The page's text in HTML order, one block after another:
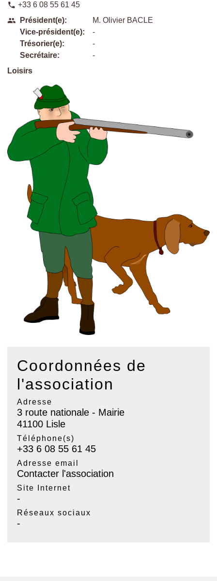
phone +33 6 08 55 61 45
people
Président(e):
Vice-président(e):
Trésorier(e):
Secrétaire:
M. Olivier BACLE
-
-
-
Loisirs
Coordonnées de
l'association
Adresse
3 route nationale - Mairie
41100 Lisle
Téléphone(s)
+33 6 08 55 61 45
Adresse email
Contacter l'association
Site Internet
-
Réseaux sociaux
-